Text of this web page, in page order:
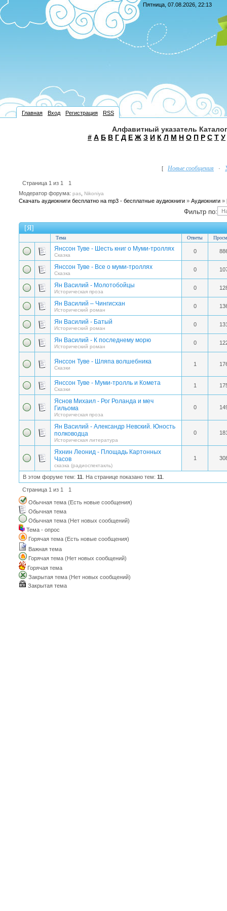
Пятница, 07.08.2026, 22:13
Главная Вход Регистрация RSS
Алфавитный указатель
# А Б В Г Д Е Ж З И К Л М Н О П Р С Т У
[ Новые сообщения ·
Страница 1 из 1
1
Модератор форума: pas Nikoniya
Скачать аудиокниги бесплатно на mp3 - бесплатные аудиокниги » Аудиокниги »
Фильтр по:
[Я]
Тема Ответы
Янссон Туве - Шесть книг о Муми-троллях
Сказка
0
Янссон Туве - Все о муми-троллях
Сказка
0
Ян Василий - Молотобойцы
Историческая проза
0
Ян Василий – Чингисхан
Исторический роман
0
Ян Василий - Батый
Исторический роман
0
Ян Василий - К последнему морю
Исторический роман
0
Янссон Туве - Шляпа волшебника
Сказки
1
Янссон Туве - Муми-тролль и Комета
Сказки
1
Яснов Михаил - Рог Роланда и меч
Гильома
Историческая проза
0
Ян Василий - Александр Невский. Юность
полководца
Историческая литература
0
Яхнин Леонид - Площадь Картонных
Часов
сказка (радиоспектакль)
1
В этом форуме тем: 11 . На странице показано тем: 11
Страница 1 из 1 1
Обычная тема (Есть новые сообщения)
Обычная тема
Обычная тема (Нет новых сообщений)
Тема - опрос
Горячая тема (Есть новые сообщения)
Важная тема
Горячая тема (Нет новых сообщений)
Горячая тема
Закрытая тема (Нет новых сообщений)
Закрытая тема